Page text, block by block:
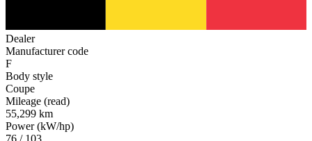
Dealer
Manufacturer code
F
Body style
Coupe
Mileage (read)
55,299 km
Power (kW/hp)